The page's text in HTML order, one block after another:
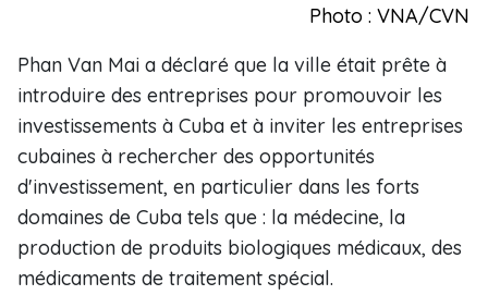
Photo : VNA/CVN
Phan Van Mai a déclaré que la ville était prête à
introduire des entreprises pour promouvoir les
investissements à Cuba et à inviter les entreprises
cubaines à rechercher des opportunités
d'investissement, en particulier dans les forts
domaines de Cuba tels que : la médecine, la
production de produits biologiques médicaux, des
médicaments de traitement spécial.